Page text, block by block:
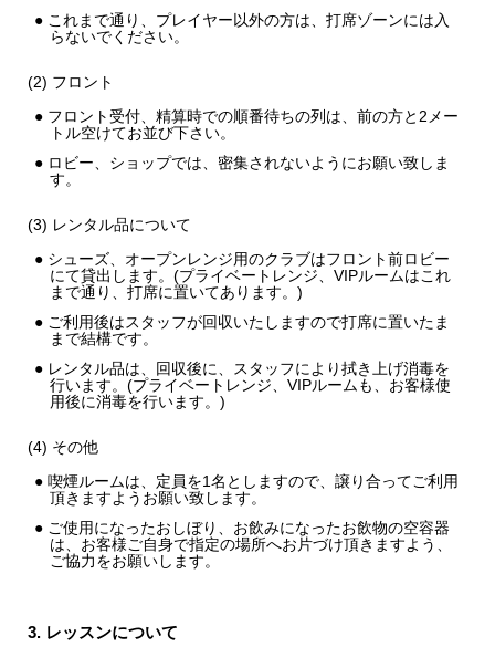
● これまで通り、プレイヤー以外の方は、打席ゾーンには入
らないでください。
(2) フロント
● フロント受付、精算時での順番待ちの列は、前の方と2メー
トル空けてお並び下さい。
● ロビー、ショップでは、密集されないようにお願い致しま
す。
(3) レンタル品について
● シューズ、オープンレンジ用のクラブはフロント前ロビー
にて貸出します。(プライベートレンジ、VIPルームはこれ
まで通り、打席に置いてあります。)
● ご利用後はスタッフが回収いたしますので打席に置いたま
まで結構です。
● レンタル品は、回収後に、スタッフにより拭き上げ消毒を
行います。(プライベートレンジ、VIPルームも、お客様使
用後に消毒を行います。)
(4) その他
● 喫煙ルームは、定員を1名としますので、譲り合ってご利用
頂きますようお願い致します。
● ご使用になったおしぼり、お飲みになったお飲物の空容器
は、お客様ご自身で指定の場所へお片づけ頂きますよう、
ご協力をお願いします。
3. レッスンについて